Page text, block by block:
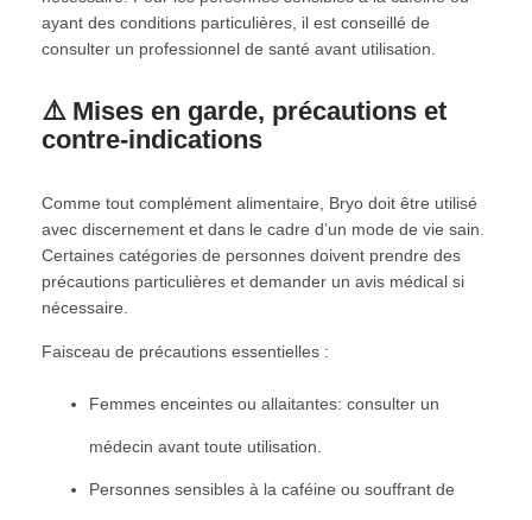
ayant des conditions particulières, il est conseillé de
consulter un professionnel de santé avant utilisation.
⚠️ Mises en garde, précautions et
contre-indications
Comme tout complément alimentaire, Bryo doit être utilisé
avec discernement et dans le cadre d’un mode de vie sain.
Certaines catégories de personnes doivent prendre des
précautions particulières et demander un avis médical si
nécessaire.
Faisceau de précautions essentielles :
Femmes enceintes ou allaitantes: consulter un
médecin avant toute utilisation.
Personnes sensibles à la caféine ou souffrant de